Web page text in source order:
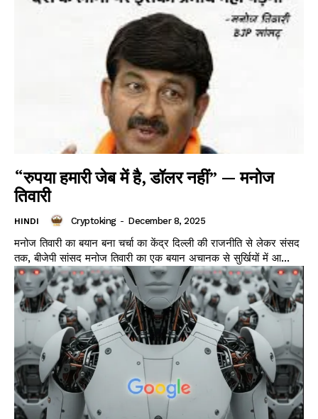
“रुपया हमारी जेब में है, डॉलर नहीं” — मनोज
तिवारी
HINDI Cryptoking - December 8, 2025
मनोज तिवारी का बयान बना चर्चा का केंद्र दिल्ली की राजनीति से लेकर संसद
तक, बीजेपी सांसद मनोज तिवारी का एक बयान अचानक से सुर्खियों में आ...